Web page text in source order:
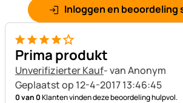
Inloggen en beoordeling
4 van 5
Prima produkt
Unverifizierter Kauf- van Anonym
Geplaatst op 12-4-2017 13:46:45
0 van 0Klanten vinden deze beoordeling hulpvol.